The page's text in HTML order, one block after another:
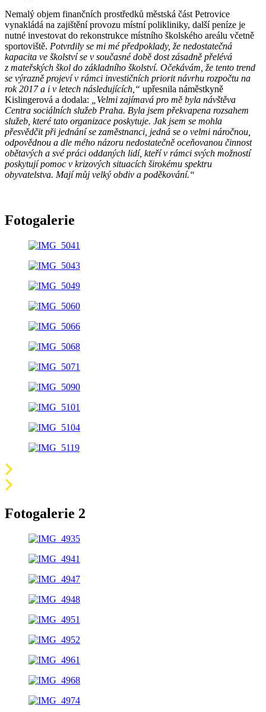
Nemalý objem finančních prostředků městská část Petrovice
vynakládá na zajištění provozu místní polikliniky, další peníze je
nutné investovat do rekonstrukce místního školského areálu včetně
sportoviště. Potvrdily se mi mé předpoklady, že nedostatečná
kapacita ve školství se v současné době dost zásadně přelévá
z mateřských škol do základního školství. Očekávám, že tento trend
se výrazně projeví v rámci investičních priorit návrhu rozpočtu na
rok 2017 a i v letech následujících,“ upřesnila náměstkyně
Kislingerová a dodala: „Velmi zajímavá pro mě byla návštěva
Centra sociálních služeb Praha. Byla jsem překvapena rozsahem
služeb, které tato organizace poskytuje. Jak jsem se mohla
přesvědčit při jednání se zaměstnanci, jedná se o velmi náročnou,
odpovědnou a dle mého názoru nedostatečně oceňovanou činnost
obětavých a své práci oddaných lidí, kteří v rámci svých možností
poskytují pomoc v krizových situacích širokému spektru
obyvatelstva. Mají můj velký obdiv a poděkování.“
Fotogalerie
Fotogalerie 2